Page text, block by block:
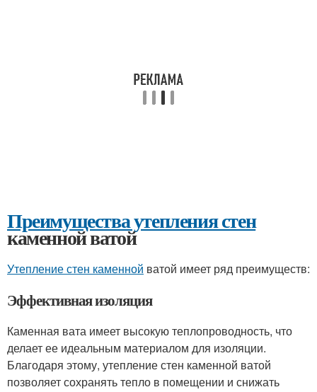
Преимущества утепления стен
каменной ватой
Утепление стен каменной ватой имеет ряд преимуществ:
Эффективная изоляция
Каменная вата имеет высокую теплопроводность, что
делает ее идеальным материалом для изоляции.
Благодаря этому, утепление стен каменной ватой
позволяет сохранять тепло в помещении и снижать